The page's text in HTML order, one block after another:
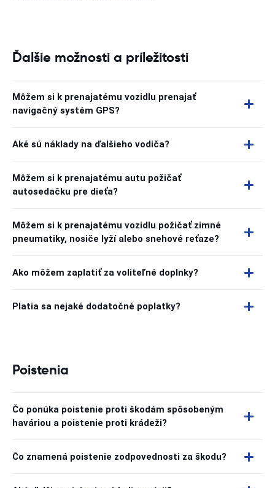
Ďalšie možnosti a príležitosti
Môžem si k prenajatému vozidlu prenajať
navigačný systém GPS?
Aké sú náklady na ďalšieho vodiča?
Môžem si k prenajatému autu požičať
autosedačku pre dieťa?
Môžem si k prenajatému vozidlu požičať zimné
pneumatiky, nosiče lyží alebo snehové reťaze?
Ako môžem zaplatiť za voliteľné doplnky?
Platia sa nejaké dodatočné poplatky?
Poistenia
Čo ponúka poistenie proti škodám spôsobeným
haváriou a poistenie proti krádeži?
Čo znamená poistenie zodpovednosti za škodu?